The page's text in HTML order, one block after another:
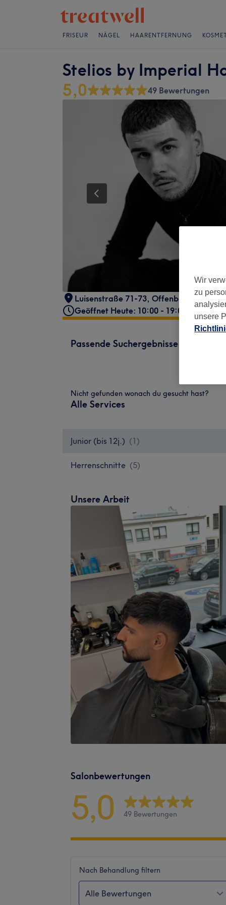
FRISEUR NÄGEL HAARENTFERNUNG
Stelios by Imperial
5,0
49 Bewertungen
Luisenstraße 71-73, Offenbach am
Geöffnet Heute: 10:00 - 19:00
Passende Suchergebnisse
Nicht gefunden wonach du gesucht hast?
Alle Services
Junior (bis 12j.) (1 )
Herrenschnitte (5)
Unsere Arbeit
Salonbewertungen
5,0 49 Bewertungen
Nach Behandlung filtern
Alle Bewertungen
Wir
zu
unsere